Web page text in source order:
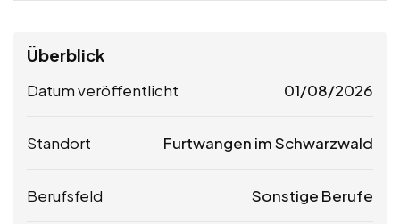
Überblick
Datum veröffentlicht 01/08/2026
Standort Furtwangen im Schwarzwald
Berufsfeld Sonstige Berufe